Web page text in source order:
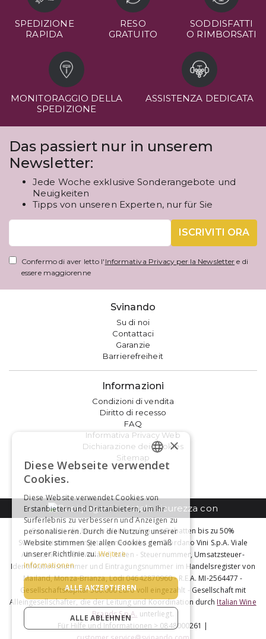
SPEDIZIONE
RAPIDA
RESO
GRATUITO
SODDISFATTI
O RIMBORSATI
MONITORAGGIO DELLA
SPEDIZIONE
ASSISTENZA DEDICATA
Das passiert nur in unserem
Newsletter:
Jede Woche exklusive Sonderangebote und
Neuigkeiten
Tipps von unseren Experten, nur für Sie
ISCRIVITI ORA
Confermo di aver letto l' Informativa Privacy per la Newsletter e di
essere maggiorenne
Svinando
Su di noi
Contattaci
Garanzie
Barrierefreiheit
Informazioni
Condizioni di vendita
Diritto di recesso
FAQ
Informativa Privacy Web
Dichiarazione dei cookies
Sitemap
Svinando - die besten Weine online mit Rabatten bis zu 50%
Svinando ist eine eingetragene Marke der Giordano Vini S.p.A. Viale
Abruzzi 94 20131 Mailand, Italien - Steuernummer, Umsatzsteuer-
Identifikationsnummer und Eintragungsnummer im Handelsregister von
Mailand, Monza-Brianza, Lodi 04642870960 - R.E.A. MI-2564477 -
Gesellschaftskapital 500.000 Euro voll eingezahlt - Gesellschaft mit
Alleingesellschafter, die der Leitung und Koordination durch Italian Wine
Brands S.p.A. unterliegt.
Für Hilfe und Informationen > 0848000261 |
GERMAN
×
Diese Webseite verwendet
Cookies.
Diese Website verwendet Cookies von
Erstanbietern und Drittanbietern, um Ihr
Surferlebnis zu verbessern und Anzeigen zu
personalisieren. Durch die Nutzung unserer
Website stimmen Sie allen Cookies gemäß
unserer Richtlinie zu.Weitere
Informationen
ALLE AKZEPTIEREN
ALLE ABLEHNEN